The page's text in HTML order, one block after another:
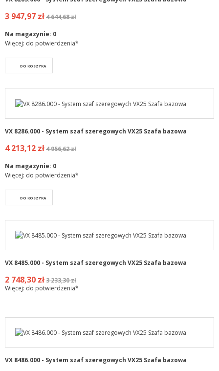
3 947,97 zł4 644,68 zł
Na magazynie: 0
Więcej: do potwierdzenia*
DO KOSZYKA
VX 8286.000 - System szaf szeregowych VX25 Szafa bazowa
4 213,12 zł4 956,62 zł
Na magazynie: 0
Więcej: do potwierdzenia*
DO KOSZYKA
VX 8485.000 - System szaf szeregowych VX25 Szafa bazowa
2 748,30 zł3 233,30 zł
Więcej: do potwierdzenia*
VX 8486.000 - System szaf szeregowych VX25 Szafa bazowa